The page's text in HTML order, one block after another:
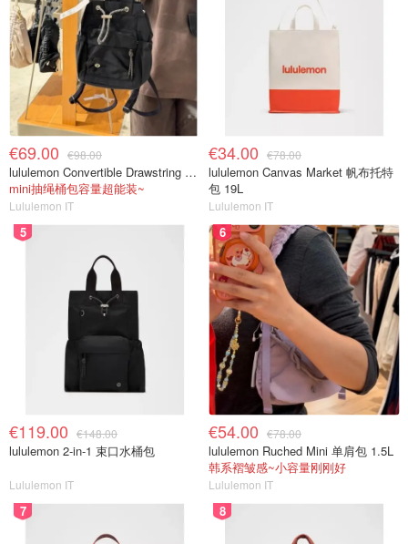
图片来源于@unsplash，版权属于原作者
去结婚地 Comune 的婚姻登记办公室提交材料，申请
Pubblicazioni
不管是“中国籍 + 意大利籍”，还是“双方都是中国籍”，只要
前面的材料都准备齐全（尤其是中国使领馆开出的 Nulla
Osta 已完成 Prefettura 盖章认证），接下来在意大利的流程
基本都要回到同一个核心机构： 你计划登记结婚的市政府
Comune 的婚姻登记办公室（Ufficio di Stato Civile）。
从这里开始，流程通常分为三段：提交材料申请公告，公告
期结束后预约婚礼日期与场地，最后到场完成签字登记：
1. 去计划结婚登记的 Comune 递交材料并申请
€69.00 €98.00
lululemon Convertible Drawstring Bucket Bag Mini 5L
mini抽绳桶包容量超能装~
Lululemon IT
€34.00 €78.00
lululemon Canvas Market 帆布托特
包 19L
Lululemon IT
5
€119.00 €148.00
lululemon 2-in-1 束口水桶包
Lululemon IT
6
€54.00 €78.00
lululemon Ruched Mini 单肩包 1.5L
韩系褶皱感~小容量刚刚好
Lululemon IT
7 8